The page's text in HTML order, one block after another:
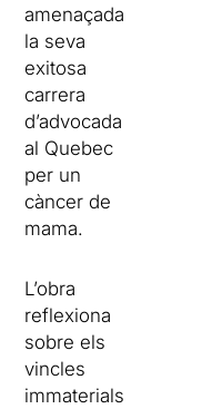
amenaçada
la seva
exitosa
carrera
d’advocada
al Quebec
per un
càncer de
mama.
L’obra
reflexiona
sobre els
vincles
immaterials